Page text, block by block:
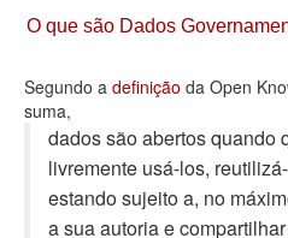
Dados Governamentais
Planejamento
Catálogo de dados
Processo Legislativo
Deputados Estaduais
O que são Dados
Segundo a definição da Open
suma,
dados são abertos quando
livremente usá-los,
estando sujeito a, no
a sua autoria e